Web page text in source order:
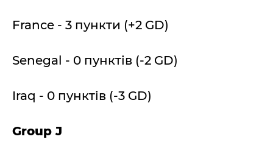
France - 3 пункти (+2 GD)
Senegal - 0 пунктів (-2 GD)
Iraq - 0 пунктів (-3 GD)
Group J